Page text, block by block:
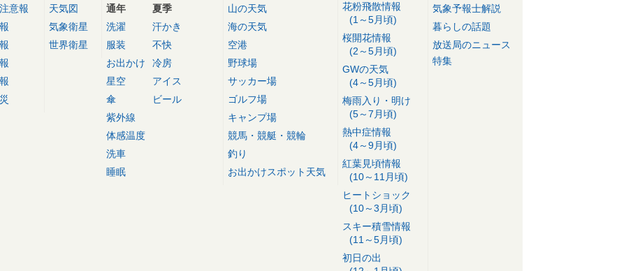
意報
天気図
気象衛星
世界衛星
通年
洗濯
服装
お出かけ
星空
傘
紫外線
体感温度
洗車
睡眠
夏季
汗かき
不快
冷房
アイス
ビール
山の天気
海の天気
空港
野球場
サッカー場
ゴルフ場
キャンプ場
競馬・競艇・競輪
釣り
お出かけスポット天気
花粉飛散情報
(1～5月頃)
桜開花情報
(2～5月頃)
GWの天気
(4～5月頃)
梅雨入り・明け
(5～7月頃)
熱中症情報
(4～9月頃)
紅葉見頃情報
(10～11月頃)
ヒートショック
(10～3月頃)
スキー積雪情報
(11～5月頃)
初日の出
気象予報士解説
暮らしの話題
放送局のニュース
特集